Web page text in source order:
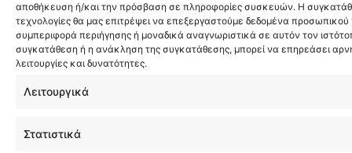
αποθήκευση ή/και την πρόσβαση σε πληροφορίες συσκευών. Η
τεχνολογίες θα μας επιτρέψει να επεξεργαστούμε δεδομένα
συμπεριφορά περιήγησης ή μοναδικά αναγνωριστικά σε αυτόν τον
συγκατάθεση ή η ανάκληση της συγκατάθεσης, μπορεί να επηρεάσει
λειτουργίες και δυνατότητες.
Λειτουργικά
Στατιστικά